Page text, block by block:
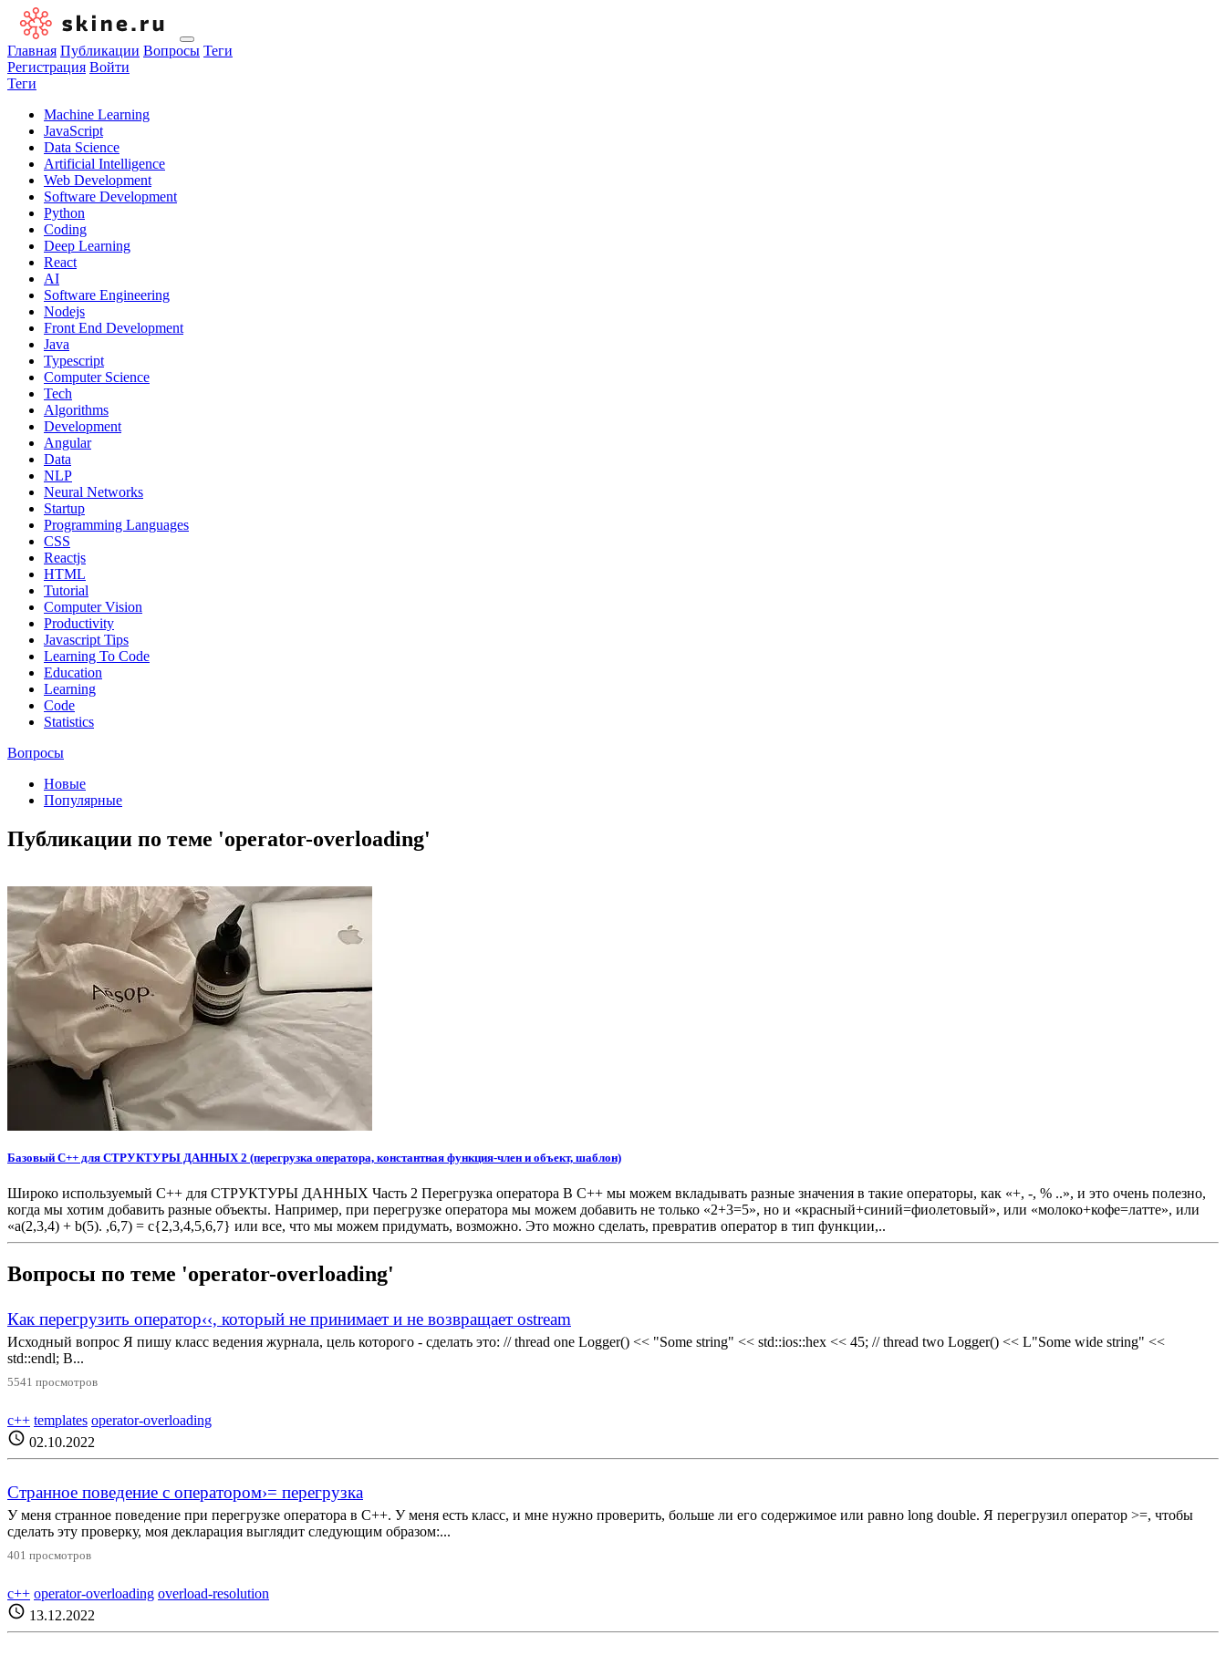
Главная Публикации Вопросы Теги
Регистрация Войти
Теги
Machine Learning
JavaScript
Data Science
Artificial Intelligence
Web Development
Software Development
Python
Coding
Deep Learning
React
AI
Software Engineering
Nodejs
Front End Development
Java
Typescript
Computer Science
Tech
Algorithms
Development
Angular
Data
NLP
Neural Networks
Startup
Programming Languages
CSS
Reactjs
HTML
Tutorial
Computer Vision
Productivity
Javascript Tips
Learning To Code
Education
Learning
Code
Statistics
Вопросы
Новые
Популярные
Публикации по теме 'operator-overloading'
Базовый C++ для СТРУКТУРЫ ДАННЫХ 2 (перегрузка оператора, константная функция-член и объект, шаблон)
Широко используемый C++ для СТРУКТУРЫ ДАННЫХ Часть 2 Перегрузка оператора В C++ мы можем вкладывать разные значения в такие операторы, как «+, -, % ..», и это очень полезно,
когда мы хотим добавить разные объекты. Например, при перегрузке оператора мы можем добавить не только «2+3=5», но и «красный+синий=фиолетовый», или «молоко+кофе=латте», или
«a(2,3,4) + b(5). ,6,7) = c{2,3,4,5,6,7} или все, что мы можем придумать, возможно. Это можно сделать, превратив оператор в тип функции,..
Вопросы по теме 'operator-overloading'
Как перегрузить оператор‹‹, который не принимает и не возвращает ostream
Исходный вопрос Я пишу класс ведения журнала, цель которого - сделать это: // thread one Logger() << "Some string" << std::ios::hex << 45; // thread two Logger() << L"Some wide string" <<
std::endl; В...
5541 просмотров
c++ templates operator-overloading
schedule 02.10.2022
Странное поведение с оператором›= перегрузка
У меня странное поведение при перегрузке оператора в C++. У меня есть класс, и мне нужно проверить, больше ли его содержимое или равно long double. Я перегрузил оператор >=, чтобы
сделать эту проверку, моя декларация выглядит следующим образом:...
401 просмотров
c++ operator-overloading overload-resolution
schedule 13.12.2022